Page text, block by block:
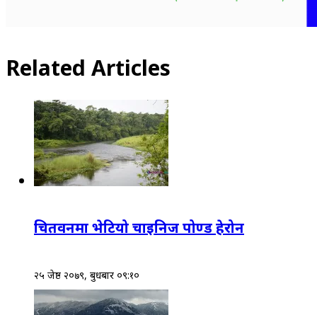
Related Articles
चितवनमा भेटियो चाइनिज पोण्ड हेरोन
२५ जेष्ठ २०७९, बुधबार ०९:१०